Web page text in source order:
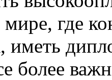
где
иметь
более